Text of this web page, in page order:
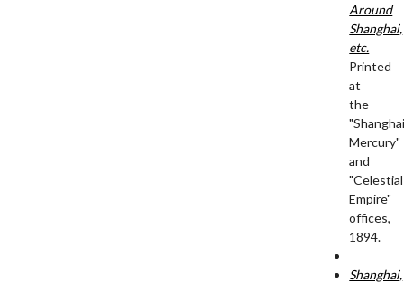
Around
Shanghai,
etc.
Printed
at
the
Mercury"
and
"Celestial
Empire"
offices,
1894.
Shanghai,